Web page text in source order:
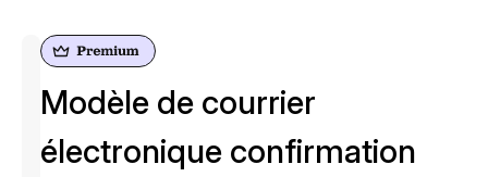
Modèle de courrier
électronique confirmation